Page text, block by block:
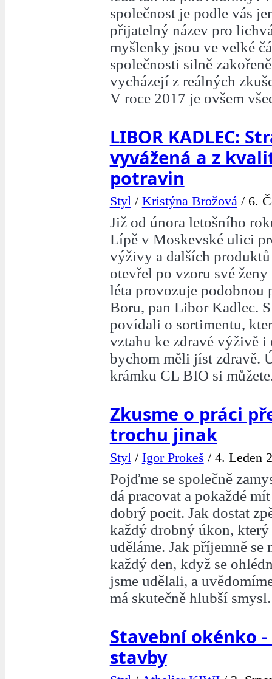
společnost je podle vás
přijatelný název pro
myšlenky jsou ve velké
společnosti silně
vycházejí z reálných
V roce 2017 je ovšem
LIBOR KADLEC:
vyvážená a z
potravin
Styl/ Kristýna Brožová/ 6.
Již od února letošního
Lípě v Moskevské ulici
výživy a dalších
otevřel po vzoru své
léta provozuje podobnou
Boru, pan Libor Kadlec.
povídali o sortimentu,
vztahu ke zdravé výživě i
bychom měli jíst zdravě.
krámku CL BIO si
Zkusme o práci
trochu jinak
Styl/ Igor Prokeš / 4. Leden
Pojďme se společně
dá pracovat a pokaždé
dobrý pocit. Jak dostat
každý drobný úkon, který
uděláme. Jak příjemně se
každý den, když se
jsme udělali, a
má skutečně hlubší smysl.
Stavební okénko
stavby